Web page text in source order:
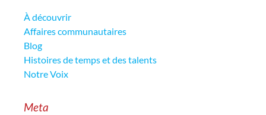
À découvrir
Affaires communautaires
Blog
Histoires de temps et des talents
Notre Voix
Meta